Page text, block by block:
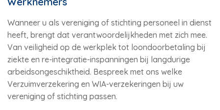
Wanneer u als vereniging of stichting personeel in dienst
heeft, brengt dat verantwoordelijkheden met zich mee.
Van veiligheid op de werkplek tot loondoorbetaling bij
ziekte en re-integratie-inspanningen bij langdurige
arbeidsongeschiktheid. Bespreek met ons welke
Verzuimverzekering en WIA-verzekeringen bij uw
vereniging of stichting passen.